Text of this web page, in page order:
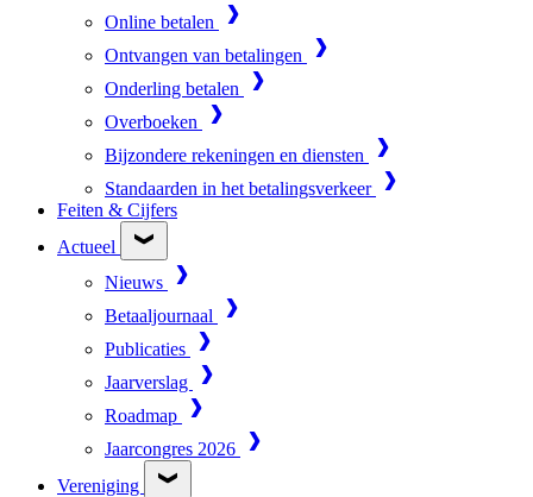
Online betalen
Ontvangen van betalingen
Onderling betalen
Overboeken
Bijzondere rekeningen en diensten
Standaarden in het betalingsverkeer
Feiten & Cijfers
Actueel
Nieuws
Betaaljournaal
Publicaties
Jaarverslag
Roadmap
Jaarcongres 2026
Vereniging